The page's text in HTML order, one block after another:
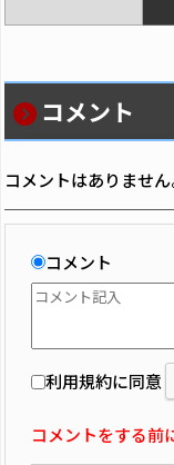
コメント
コメントはありません
コメント
利用規約に同意
コメントをする前